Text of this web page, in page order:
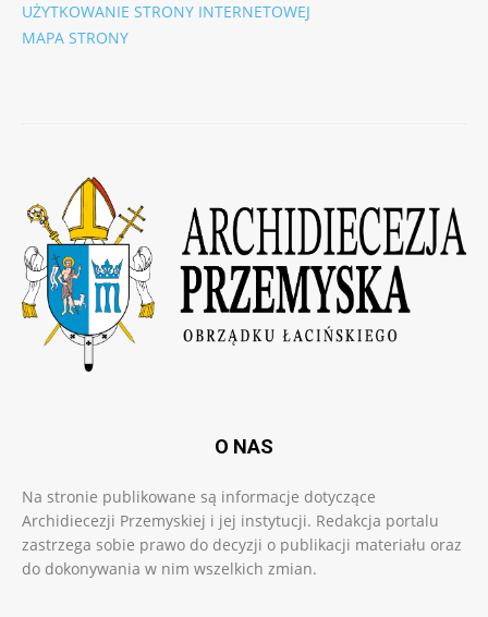
UŻYTKOWANIE STRONY INTERNETOWEJ
MAPA STRONY
O NAS
Na stronie publikowane są informacje dotyczące
Archidiecezji Przemyskiej i jej instytucji. Redakcja portalu
zastrzega sobie prawo do decyzji o publikacji materiału oraz
do dokonywania w nim wszelkich zmian.